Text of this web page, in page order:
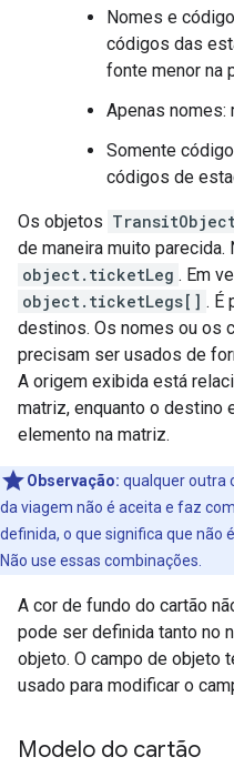
Nomes e
códigos das
fonte menor na
Apenas nomes:
Somente
códigos de
Os objetos
de maneira muito parecida.
object.ticketLeg . Em
object.ticketLegs[] . É
destinos. Os nomes ou os
precisam ser usados de
A origem exibida está
matriz, enquanto o
elemento na matriz.
Observação: qualquer outra
da viagem não é aceita e faz
definida, o que significa que não
Não use essas combinações.
A cor de fundo do cartão
pode ser definida tanto no
objeto. O campo de objeto
usado para modificar o
Modelo do cartão